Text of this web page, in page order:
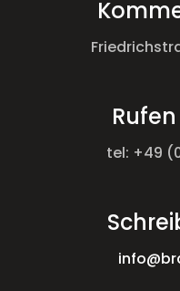
tel: +49